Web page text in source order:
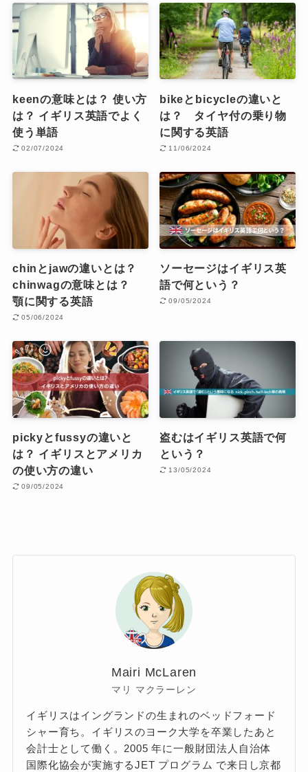
keenの意味とは？ 使い方
は？ イギリス英語でよく
使う単語
02/07/2024
bikeとbicycleの違いと
は？ タイヤ付の乗り物
に関する英語
11/06/2024
chinとjawの違いとは？
chinwagの意味とは？
顎に関する英語
05/06/2024
ソーセージはイギリス英
語で何という？
09/05/2024
pickyとfussyの違いと
は？ イギリスとアメリカ
の使い方の違い
09/05/2024
盗むはイギリス英語で何
という？
13/05/2024
Mairi McLaren
マリ マクラーレン
イギリスはイングランドの生まれのベッドフォード
シャー育ち。イギリスのヨーク大学を卒業したあと
会計士として働く。2005 年に一般財団法人自治体
国際化協会が実施するJET プログラム で来日し京都